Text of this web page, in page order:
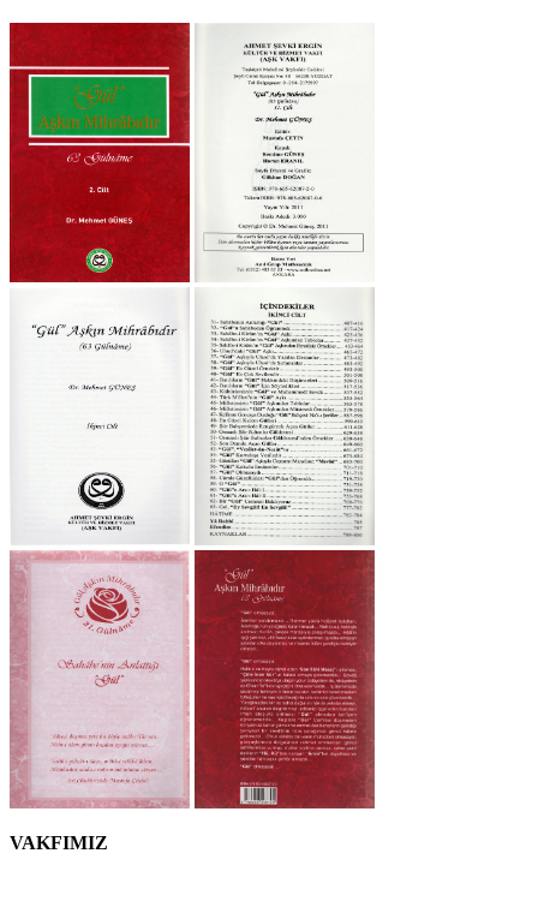
VAKFIMIZ